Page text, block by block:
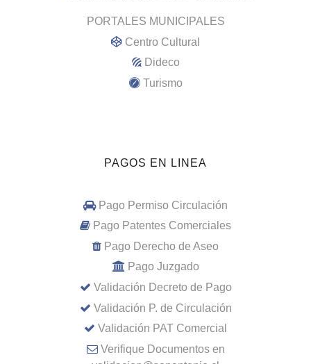
PORTALES MUNICIPALES
Centro Cultural
Dideco
Turismo
PAGOS EN LINEA
Pago Permiso Circulación
Pago Patentes Comerciales
Pago Derecho de Aseo
Pago Juzgado
Validación Decreto de Pago
Validación P. de Circulación
Validación PAT Comercial
Verifique Documentos en